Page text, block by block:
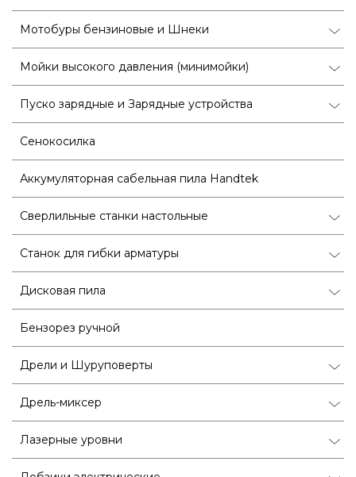
Мотобуры бензиновые и Шнеки
Мойки высокого давления (минимойки)
Пуско зарядные и Зарядные устройства
Сенокосилка
Аккумуляторная сабельная пила Handtek
Сверлильные станки настольные
Станок для гибки арматуры
Дисковая пила
Бензорез ручной
Дрели и Шуруповерты
Дрель-миксер
Лазерные уровни